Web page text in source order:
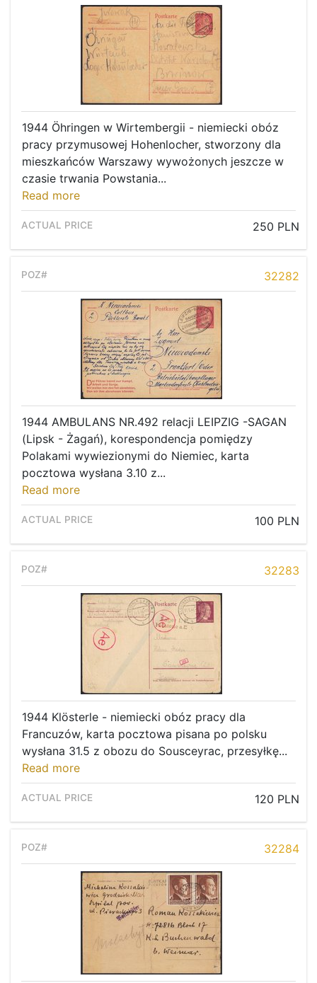
1944 Öhringen w Wirtembergii - niemiecki obóz
pracy przymusowej Hohenlocher, stworzony dla
mieszkańców Warszawy wywożonych jeszcze w
czasie trwania Powstania...
Read more
250 PLN
32282
1944 AMBULANS NR.492 relacji LEIPZIG -SAGAN
(Lipsk - Żagań), korespondencja pomiędzy
Polakami wywiezionymi do Niemiec, karta
pocztowa wysłana 3.10 z...
Read more
100 PLN
32283
1944 Klösterle - niemiecki obóz pracy dla
Francuzów, karta pocztowa pisana po polsku
wysłana 31.5 z obozu do Sousceyrac, przesyłkę...
Read more
120 PLN
32284